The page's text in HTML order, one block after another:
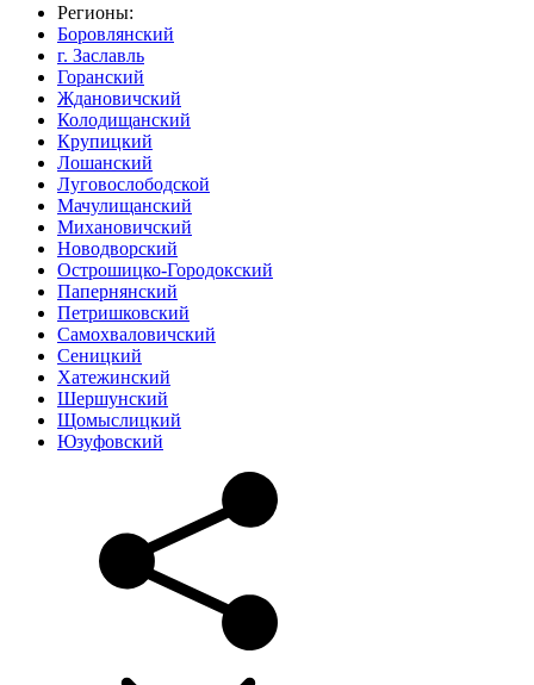
Регионы:
Боровлянский
г. Заславль
Горанский
Ждановичский
Колодищанский
Крупицкий
Лошанский
Луговослободской
Мачулищанский
Михановичский
Новодворский
Острошицко-Городокский
Папернянский
Петришковский
Самохваловичский
Сеницкий
Хатежинский
Шершунский
Щомыслицкий
Юзуфовский